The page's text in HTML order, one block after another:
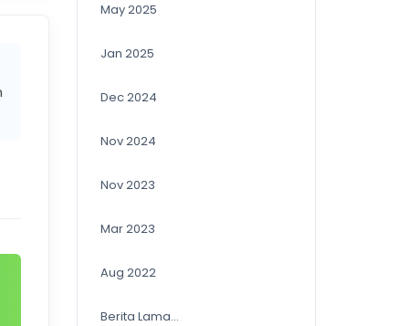
May 2025
Jan 2025
Dec 2024
Nov 2024
Nov 2023
Mar 2023
Aug 2022
Berita Lama...